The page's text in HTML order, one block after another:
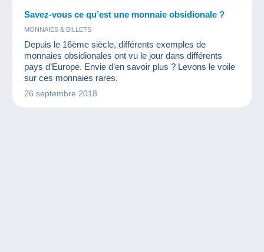
Savez-vous ce qu’est une monnaie obsidionale ?
MONNAIES & BILLETS
Depuis le 16ème siècle, différents exemples de
monnaies obsidionales ont vu le jour dans différents
pays d’Europe. Envie d’en savoir plus ? Levons le voile
sur ces monnaies rares.
26 septembre 2018